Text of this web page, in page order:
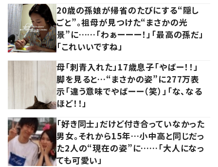
20歳の孫娘が帰省のたびにする“隠し
ごと”。祖母が見つけた“まさかの光
景”に……「わぁーーー！」「最高の孫だ」
「これいいですね」
母「刺青入れた」17歳息子「やばー！！」
脚を見ると…“まさかの姿”に277万表
示「違う意味でやばーー（笑）」「な、なる
ほど！！」
「好き同士」だけど付き合っていなかった
男女。それから15年…小中高と同じだっ
た2人の“現在の姿”に……「大人になっ
ても可愛い」